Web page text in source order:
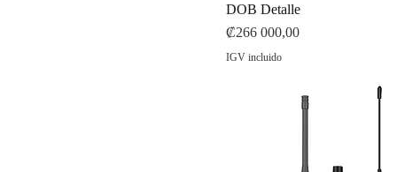
DOB Detalle
Precio
₡266 000,00
IGV incluido